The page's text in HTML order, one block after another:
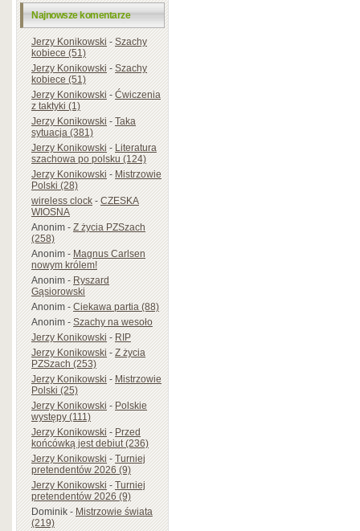
Najnowsze komentarze
Jerzy Konikowski-Szachy
kobiece (51)
Jerzy Konikowski-Szachy
kobiece (51)
Jerzy Konikowski-Ćwiczenia
z taktyki (1)
Jerzy Konikowski-Taka
sytuacja (381)
Jerzy Konikowski-Literatura
szachowa po polsku (124)
Jerzy Konikowski-Mistrzowie
Polski (28)
wireless clock-CZESKA
WIOSNA
Anonim-Z życia PZSzach
(258)
Anonim-Magnus Carlsen
nowym królem!
Anonim-Ryszard
Gąsiorowski
Anonim-Ciekawa partia (88)
Anonim-Szachy na wesoło
Jerzy Konikowski-RIP
Jerzy Konikowski-Z życia
PZSzach (253)
Jerzy Konikowski-Mistrzowie
Polski (25)
Jerzy Konikowski-Polskie
występy (111)
Jerzy Konikowski-Przed
końcówką jest debiut (236)
Jerzy Konikowski-Turniej
pretendentów 2026 (9)
Jerzy Konikowski-Turniej
pretendentów 2026 (9)
Dominik-Mistrzowie świata
(219)